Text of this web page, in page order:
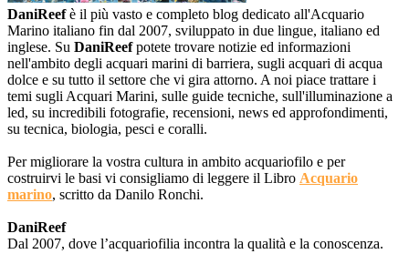
DaniReefè il più vasto e completo blog dedicato all'Acquario
Marino italiano fin dal 2007, sviluppato in due lingue, italiano ed
inglese. Su DaniReefpotete trovare notizie ed informazioni
nell'ambito degli acquari marini di barriera, sugli acquari di acqua
dolce e su tutto il settore che vi gira attorno. A noi piace trattare i
temi sugli Acquari Marini, sulle guide tecniche, sull'illuminazione a
led, su incredibili fotografie, recensioni, news ed approfondimenti,
su tecnica, biologia, pesci e coralli.
Per migliorare la vostra cultura in ambito acquariofilo e per
costruirvi le basi vi consigliamo di leggere il Libro Acquario
marino, scritto da Danilo Ronchi.
DaniReef
Dal 2007, dove l’acquariofilia incontra la qualità e la conoscenza.